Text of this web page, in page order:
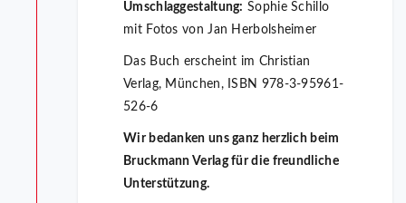
Umschlaggestaltung: Sophie Schillo
mit Fotos von Jan Herbolsheimer
Das Buch erscheint im Christian
Verlag, München, ISBN 978-3-95961-
526-6
Wir bedanken uns ganz herzlich beim
Bruckmann Verlag für die freundliche
Unterstützung.